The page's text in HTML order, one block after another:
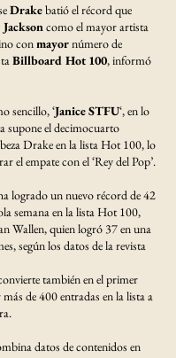
Drakebatió el récord que
como el mayor artista
conmayornúmero de
Billboard Hot 100, informó
sencillo, ‘Janice STFU‘, en lo
supone el decimocuarto
Drake en la lista Hot 100, lo
el empate con el ‘Rey del Pop’.
logrado un nuevo récord de 42
semana en la lista Hot 100,
Wallen, quien logró 37 en una
según los datos de la revista
también en el primer
de 400 entradas en la lista a
datos de contenidos en